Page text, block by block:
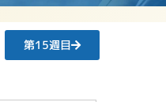
第15週目